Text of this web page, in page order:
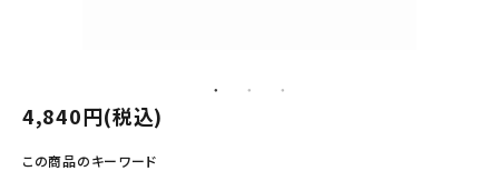
修理・交換
4,840円(税込)
この商品のキーワード